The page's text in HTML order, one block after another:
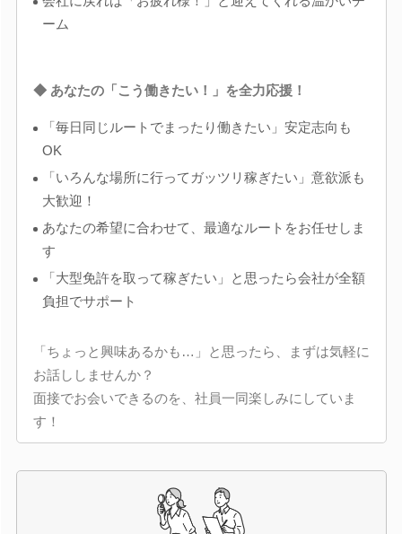
ーム
◆ あなたの「こう働きたい！」を全力応援！
「毎日同じルートでまったり働きたい」安定志向も
OK
「いろんな場所に行ってガッツリ稼ぎたい」意欲派も
大歓迎！
あなたの希望に合わせて、最適なルートをお任せしま
す
「大型免許を取って稼ぎたい」と思ったら会社が全額
負担でサポート
「ちょっと興味あるかも…」と思ったら、まずは気軽に
お話ししませんか？
面接でお会いできるのを、社員一同楽しみにしていま
す！